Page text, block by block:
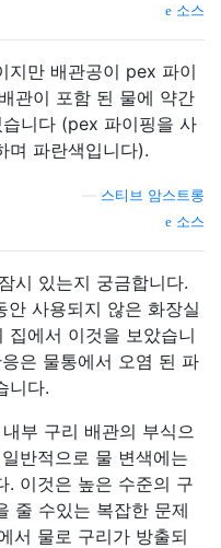
소스
지만 배관공이 pex 파이
관이 포함 된 물에 약간
니다 (pex 파이핑을 사
며 파란색입니다).
스티브 암스트롱
소스
시 있는지 궁금합니다.
안 사용되지 않은 화장실
집에서 이것을 보았습니
은 물통에서 오염 된 파
니다.
부 구리 배관의 부식으
반적으로 물 변색에는
. 이것은 높은 수준의 구
줄 수있는 복잡한 문제
서 물로 구리가 방출되